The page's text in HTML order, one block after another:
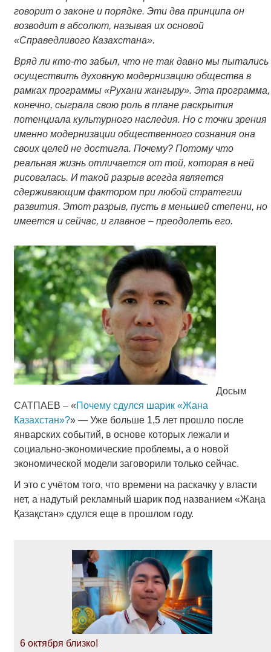
говорит о законе и порядке. Эти два принципа он
возводит в абсолют, называя их основой
«Справедливого Казахстана».
Вряд ли кто-то забыл, что не так давно мы пытались
осуществить духовную модернизацию общества в
рамках программы «Рухани жангыру». Эта программа,
конечно, сыграла свою роль в плане раскрытия
потенциала культурного наследия. Но с точки зрения
именно модернизации общественного сознания она
своих целей не достигла. Почему? Потому что
реальная жизнь отличается от той, которая в ней
рисовалась. И такой разрыв всегда является
сдерживающим фактором при любой стратегии
развития. Этот разрыв, пусть в меньшей степени, но
имеется и сейчас, и главное – преодолеть его.
Досым
САТПАЕВ – «Почему сдулся шарик «Жана
Казахстан»?» — Уже больше 1,5 лет прошло после
январских событий, в основе которых лежали и
социально-экономические проблемы, а о новой
экономической модели заговорили только сейчас.
И это с учётом того, что времени на раскачку у власти
нет, а надутый рекламный шарик под названием «Жаңа
Қазақстан» сдулся еще в прошлом году.
6 октября близко!